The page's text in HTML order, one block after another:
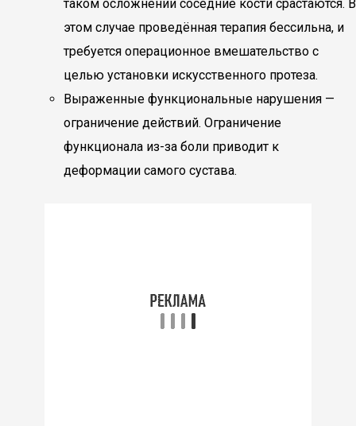
таком осложнении соседние кости срастаются. В
этом случае проведённая терапия бессильна, и
требуется операционное вмешательство с
целью установки искусственного протеза.
Выраженные функциональные нарушения —
ограничение действий. Ограничение
функционала из-за боли приводит к
деформации самого сустава.